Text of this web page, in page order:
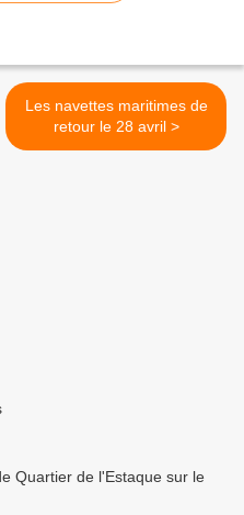
Les navettes maritimes de
retour le 28 avril >
Quartier de l'Estaque sur le